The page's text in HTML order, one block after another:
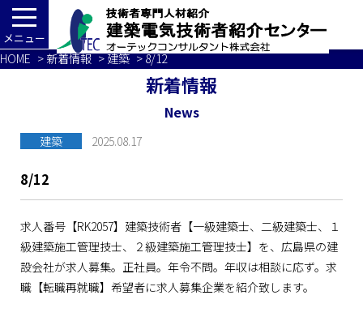
メニュー
HOME > 新着情報 >建築 > 8/12
新着情報
News
建築 2025.08.17
8/12
求人番号【RK2057】建築技術者【一級建築士、二級建築士、１
級建築施工管理技士、２級建築施工管理技士】を、広島県の建
設会社が求人募集。正社員。年令不問。年収は相談に応ず。求
職【転職再就職】希望者に求人募集企業を紹介致します。